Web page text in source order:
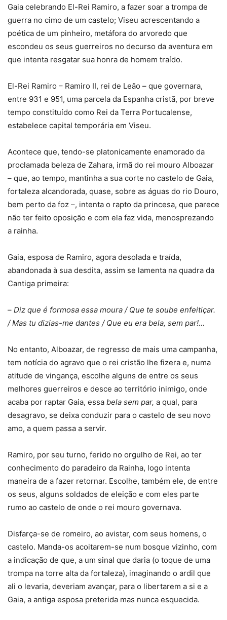
Gaia celebrando El-Rei Ramiro, a fazer soar a trompa de
guerra no cimo de um castelo; Viseu acrescentando a
poética de um pinheiro, metáfora do arvoredo que
escondeu os seus guerreiros no decurso da aventura em
que intenta resgatar sua honra de homem traído.
El-Rei Ramiro – Ramiro II, rei de Leão – que governara,
entre 931 e 951, uma parcela da Espanha cristã, por breve
tempo constituído como Rei da Terra Portucalense,
estabelece capital temporária em Viseu.
Acontece que, tendo-se platonicamente enamorado da
proclamada beleza de Zahara, irmã do rei mouro Alboazar
– que, ao tempo, mantinha a sua corte no castelo de Gaia,
fortaleza alcandorada, quase, sobre as águas do rio Douro,
bem perto da foz –, intenta o rapto da princesa, que parece
não ter feito oposição e com ela faz vida, menosprezando
a rainha.
Gaia, esposa de Ramiro, agora desolada e traída,
abandonada à sua desdita, assim se lamenta na quadra da
Cantiga primeira:
– Diz que é formosa essa moura / Que te soube enfeitiçar.
/ Mas tu dizias-me dantes / Que eu era bela, sem par!…
No entanto, Alboazar, de regresso de mais uma campanha,
tem notícia do agravo que o rei cristão lhe fizera e, numa
atitude de vingança, escolhe alguns de entre os seus
melhores guerreiros e desce ao território inimigo, onde
acaba por raptar Gaia, essa bela sem par, a qual, para
desagravo, se deixa conduzir para o castelo de seu novo
amo, a quem passa a servir.
Ramiro, por seu turno, ferido no orgulho de Rei, ao ter
conhecimento do paradeiro da Rainha, logo intenta
maneira de a fazer retornar. Escolhe, também ele, de entre
os seus, alguns soldados de eleição e com eles parte
rumo ao castelo de onde o rei mouro governava.
Disfarça-se de romeiro, ao avistar, com seus homens, o
castelo. Manda-os acoitarem-se num bosque vizinho, com
a indicação de que, a um sinal que daria (o toque de uma
trompa na torre alta da fortaleza), imaginando o ardil que
ali o levaria, deveriam avançar, para o libertarem a si e a
Gaia, a antiga esposa preterida mas nunca esquecida.